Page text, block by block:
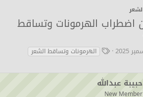
الهرمونات وتساقط
ا
و
الهرمونات وتساقط الشعر
حبيبة عبدالله
New Member